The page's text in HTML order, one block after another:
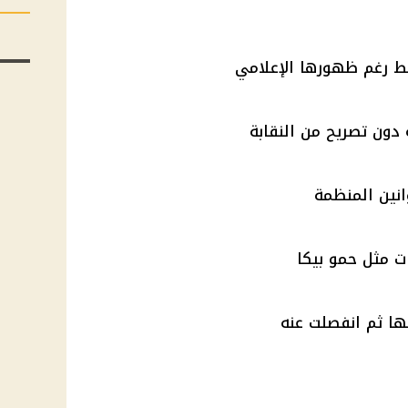
رغم ظهورها الإعلامي
تصريح من النقابة
المنظمة
مثل حمو بيكا
ثم انفصلت عنه